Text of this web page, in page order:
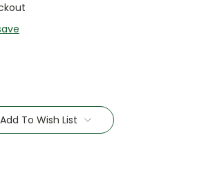
Add To Wish List